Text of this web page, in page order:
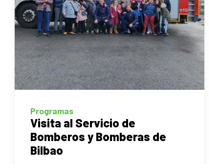
Programas
Visita al Servicio de
Bomberos y Bomberas de
Bilbao